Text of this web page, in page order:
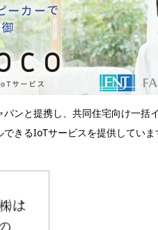
ンと提携し、共同住宅向け一括
きるIoTサービスを提供していま